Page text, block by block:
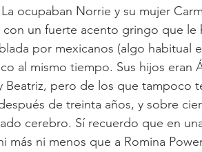
ocupaban Norrie y su mujer
un fuerte acento gringo que le
por mexicanos (algo habitual
al mismo tiempo. Sus hijos eran
Beatriz, pero de los que tampoco
de treinta años, y sobre
cerebro. Sí recuerdo que en
más ni menos que a Romina